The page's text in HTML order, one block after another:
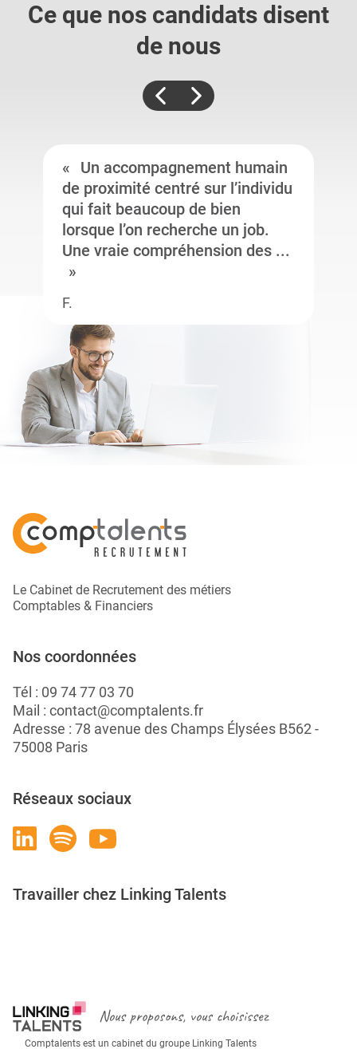
Ce que nos candidats disent
de nous
Un accompagnement humain
de proximité centré sur l’individu
qui fait beaucoup de bien
lorsque l’on recherche un job.
Une vraie compréhension des ...
F.
Le Cabinet de Recrutement des métiers
Comptables & Financiers
Nos coordonnées
Tél : 09 74 77 03 70
Mail : contact@comptalents.fr
Adresse : 78 avenue des Champs Élysées B562 -
75008 Paris
Réseaux sociaux
Travailler chez Linking Talents
Nous proposons, vous choisissez
Comptalents est un cabinet du groupe Linking Talents